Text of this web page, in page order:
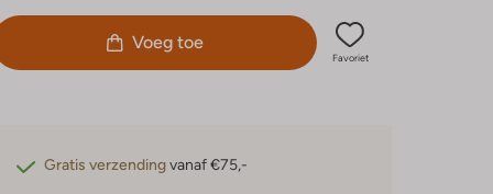
Voeg toe
Favoriet
Gratis verzendingvanaf €75,-